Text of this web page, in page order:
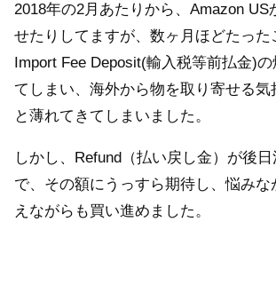
2018年の2月あたりから、Amazon US
せたりしてますが、数ヶ月ほどたった
Import Fee Deposit(輸入税等前払金)
てしまい、海外から物を取り寄せる気
と薄れてきてしまいました。
しかし、Refund（払い戻し金）が後
で、その額にうっすら期待し、悩みな
えながらも買い進めました。